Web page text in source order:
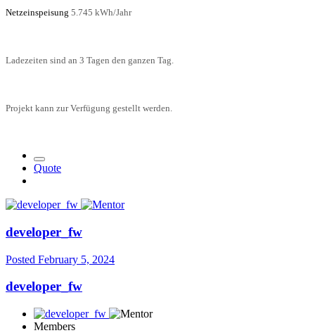
Netzeinspeisung 5.745 kWh/Jahr
Ladezeiten sind an 3 Tagen den ganzen Tag.
Projekt kann zur Verfügung gestellt werden.
Quote
developer_fw
Posted February 5, 2024
developer_fw
Members